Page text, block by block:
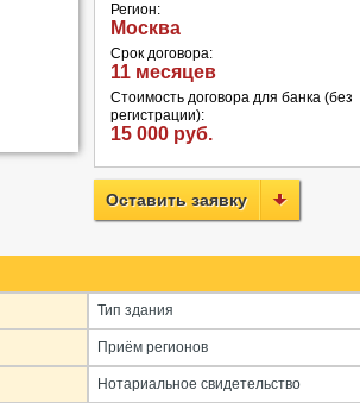
Регион:
Москва
Срок договора:
11 месяцев
Стоимость договора для банка (без
регистрации):
15 000 руб.
Оставить заявку
Тип здания
Приём регионов
Нотариальное свидетельство